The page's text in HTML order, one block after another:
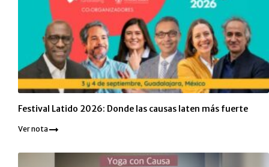
Festival Latido 2026: Donde las causas laten más fuerte
Ver nota